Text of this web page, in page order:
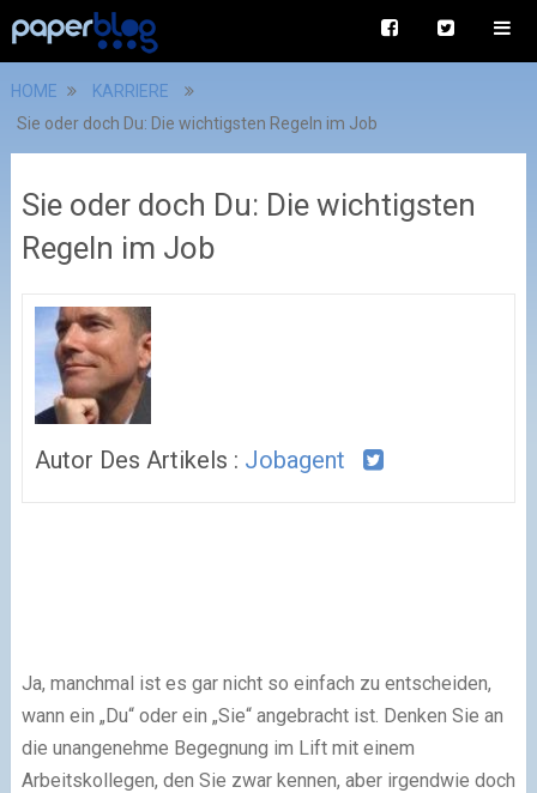
HOME
KARRIERE
Sie oder doch Du: Die wichtigsten Regeln im Job
Sie oder doch Du: Die wichtigsten
Regeln im Job
Autor Des Artikels : Jobagent
Ja, manchmal ist es gar nicht so einfach zu entscheiden,
wann ein „Du“ oder ein „Sie“ angebracht ist. Denken Sie an
die unangenehme Begegnung im Lift mit einem
Arbeitskollegen, den Sie zwar kennen, aber irgendwie doch